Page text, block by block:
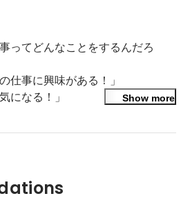
ってどんなことをするんだろ
仕事に興味がある！」
になる！」
ただきつつ、ミスマッチが起きな
Show more